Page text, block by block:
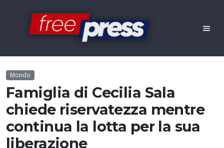
Mondo
Famiglia di Cecilia Sala
chiede riservatezza mentre
continua la lotta per la sua
liberazione